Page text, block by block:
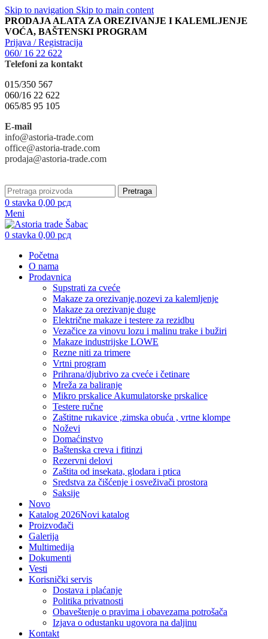
Skip to navigation Skip to main content
PRODAJA ALATA ZA OREZIVANJE I KALEMLJENJE
VOĆA, BAŠTENSKI PROGRAM
Prijava / Registracija
060/ 16 22 622
Telefoni za kontakt
015/350 567
060/16 22 622
065/85 95 105
E-mail
info@astoria-trade.com
office@astoria-trade.com
prodaja@astoria-trade.com
Pretraga
0 stavka 0,00 рсд
Meni
0 stavka 0,00 рсд
Početna
O nama
Prodavnica
Supstrati za cveće
Makaze za orezivanje,nozevi za kalemljenje
Makaze za orezivanje duge
Električne makaze i testere za rezidbu
Vezačice za vinovu lozu i malinu trake i bužiri
Makaze industrijske LOWE
Rezne niti za trimere
Vrtni program
Prihrana/djubrivo za cveće i četinare
Mreža za baliranje
Mikro prskalice Akumulatorske prskalice
Testere ručne
Zaštitne rukavice ,zimska obuća , vrtne klompe
Noževi
Domaćinstvo
Baštenska creva i fitinzi
Rezervni delovi
Zaštita od insekata, glodara i ptica
Sredstva za čišćenje i osveživači prostora
Saksije
Novo
Katalog 2026Novi katalog
Proizvođači
Galerija
Multimedija
Dokumenti
Vesti
Korisnički servis
Dostava i plaćanje
Politika privatnosti
Obaveštenje o pravima i obavezama potrošača
Izjava o odustanku ugovora na daljinu
Kontakt